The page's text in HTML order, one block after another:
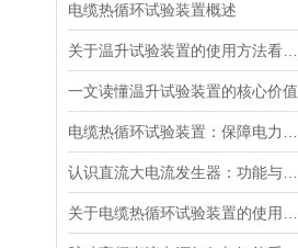
电缆热循环试验装置概述
一文读懂温升试验装置的核心价值